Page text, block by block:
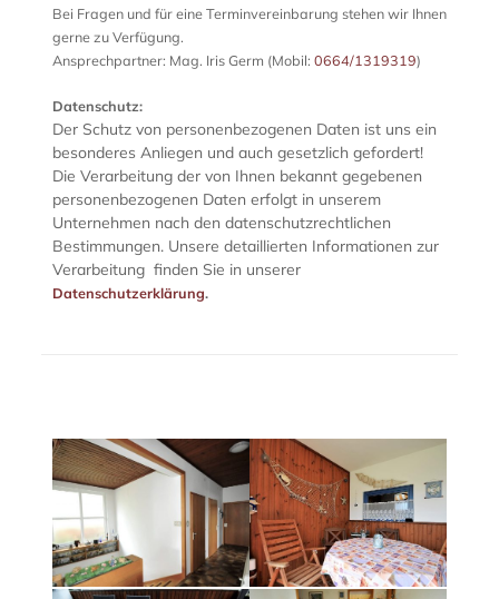
Bei Fragen und für eine Terminvereinbarung stehen wir Ihnen
gerne zu Verfügung.
Ansprechpartner: Mag. Iris Germ (Mobil: 0664/1319319)
Datenschutz:
Der Schutz von personenbezogenen Daten ist uns ein
besonderes Anliegen und auch gesetzlich gefordert!
Die Verarbeitung der von Ihnen bekannt gegebenen
personenbezogenen Daten erfolgt in unserem
Unternehmen nach den datenschutzrechtlichen
Bestimmungen. Unsere detaillierten Informationen zur
Verarbeitung finden Sie in unserer
Datenschutzerklärung.